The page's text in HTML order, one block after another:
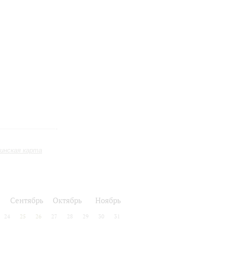
карта
Сентябрь Октябрь Ноябрь
24 25 26 27 28 29 30 31